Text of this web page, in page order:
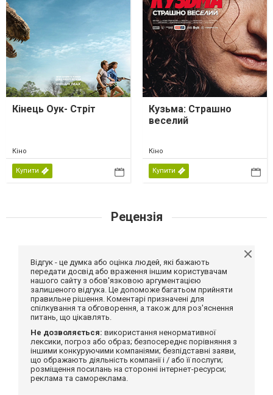
Кінець Оук- Стріт
Кіно
Купити
Кузьма: Страшно
веселий
Кіно
Купити
Рецензія
Відгук - це думка або оцінка людей, які бажають
передати досвід або враження іншим користувачам
нашого сайту з обов'язковою аргументацією
залишеного відгука. Це допоможе багатьом прийняти
правильне рішення. Коментарі призначені для
спілкування та обговорення, а також для роз'яснення
питань, що цікавлять.
Не дозволяється: використання ненормативної
лексики, погроз або образ; безпосереднє порівняння з
іншими конкуруючими компаніями; безпідставні заяви,
що ображають діяльність компанії і / або її послуги;
розміщення посилань на сторонні інтернет-ресурси;
реклама та самореклама.